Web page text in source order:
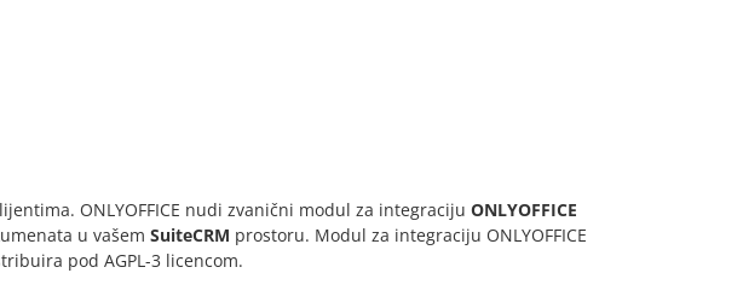
ONLYOFFICE nudi zvanični modul za integraciju ONLYOFFICE
u vašem SuiteCRM prostoru. Modul za integraciju ONLYOFFICE
pod AGPL-3 licencom.